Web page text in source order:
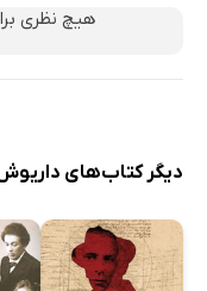
هیچ نظری
دیگر کتاب‌های